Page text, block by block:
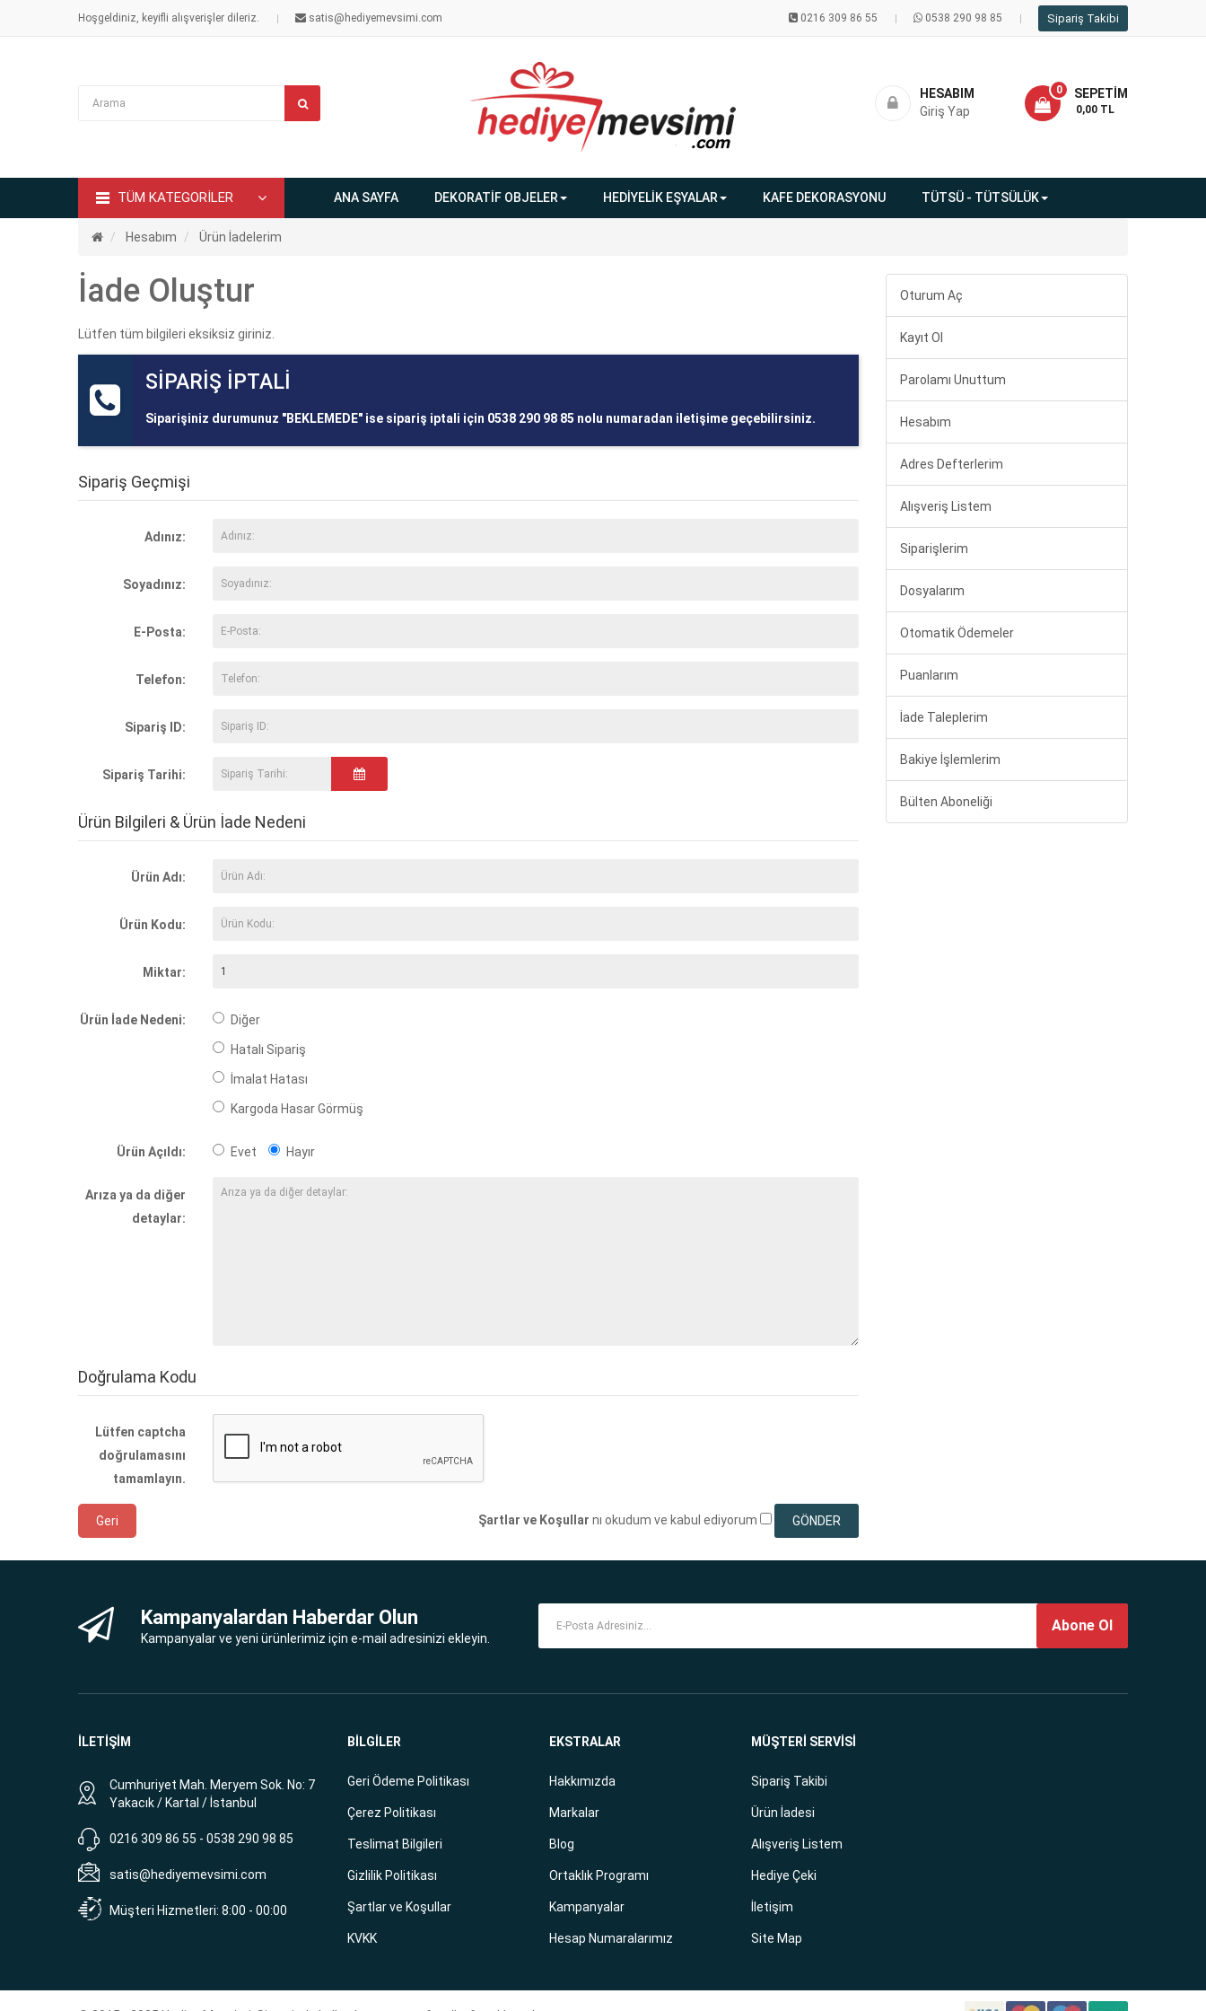
Hoşgeldiniz, keyifli alışverişler dileriz. satis@hediyemevsimi.com 0216 309 86 55 0538 290 98 85 Sipariş Takibi
SEPETIM
0
- 0,00 TL
HESABIM
Giriş Yap
TÜM KATEGORİLER ANA SAYFA DEKORATİF OBJELER HEDİYELİK EŞYALAR KAFE DEKORASYONU TÜTSÜ - TÜTSÜLÜK
Hesabım Ürün İadelerim
İade Oluştur
Lütfen tüm bilgileri eksiksiz giriniz.
SİPARİŞ İPTALİ
Siparişiniz durumunuz "BEKLEMEDE" ise sipariş iptali için 0538 290 98 85 nolu numaradan iletişime geçebilirsiniz.
Sipariş Geçmişi
Adınız:
Soyadınız:
E-Posta:
Telefon:
Sipariş ID:
Sipariş Tarihi:
Ürün Bilgileri & Ürün İade Nedeni
Ürün Adı:
Ürün Kodu:
Miktar:
Ürün İade Nedeni: Diğer
Hatalı Sipariş
İmalat Hatası
Kargoda Hasar Görmüş
Ürün Açıldı: Evet Hayır
Arıza ya da diğer
detaylar:
Doğrulama Kodu
Lütfen captcha
doğrulamasını
tamamlayın.
Geri Şartlar ve Koşullar nı okudum ve kabul ediyorum
Oturum Aç
Kayıt Ol
Parolamı Unuttum
Hesabım
Adres Defterlerim
Alışveriş Listem
Siparişlerim
Dosyalarım
Otomatik Ödemeler
Puanlarım
İade Taleplerim
Bakiye İşlemlerim
Bülten Aboneliği
Kampanyalardan Haberdar Olun
Kampanyalar ve yeni ürünlerimiz için e-mail adresinizi ekleyin.
Abone Ol
İLETİŞİM
Cumhuriyet Mah. Meryem Sok. No: 7
Yakacık / Kartal / İstanbul
0216 309 86 55 - 0538 290 98 85
satis@hediyemevsimi.com
Müşteri Hizmetleri: 8:00 - 00:00
BİLGİLER
Geri Ödeme Politikası
Çerez Politikası
Teslimat Bilgileri
Gizlilik Politikası
Şartlar ve Koşullar
KVKK
EKSTRALAR
Hakkımızda
Markalar
Blog
Ortaklık Programı
Kampanyalar
Hesap Numaralarımız
MÜŞTERİ SERVİSİ
Sipariş Takibi
Ürün İadesi
Alışveriş Listem
Hediye Çeki
İletişim
Site Map